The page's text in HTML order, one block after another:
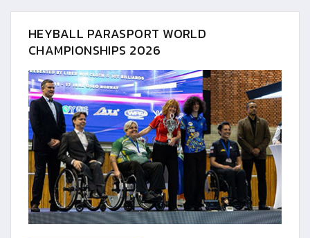
HEYBALL PARASPORT WORLD
CHAMPIONSHIPS 2026